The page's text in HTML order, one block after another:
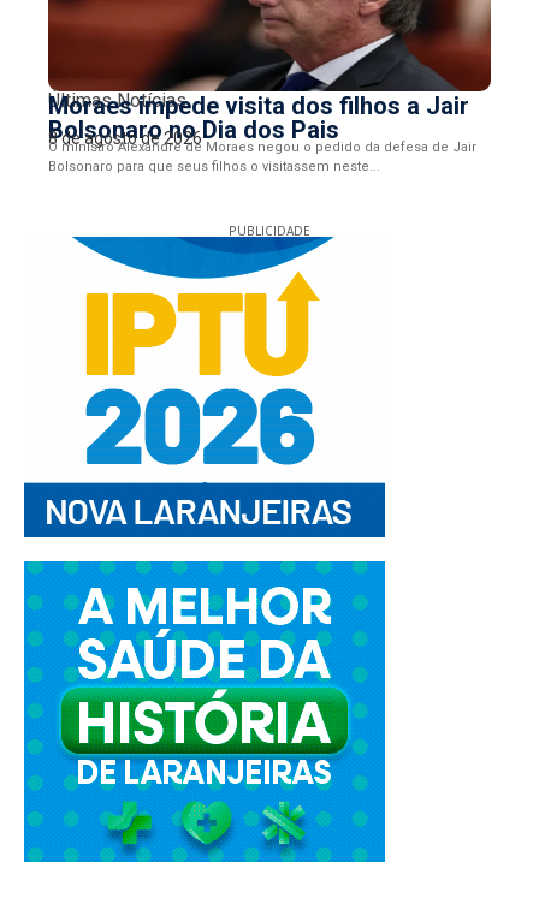
Últimas Notícias
Moraes impede visita dos filhos a Jair
Bolsonaro no Dia dos Pais
8 de agosto de 2026
O ministro Alexandre de Moraes negou o pedido da defesa de Jair
Bolsonaro para que seus filhos o visitassem neste...
PUBLICIDADE